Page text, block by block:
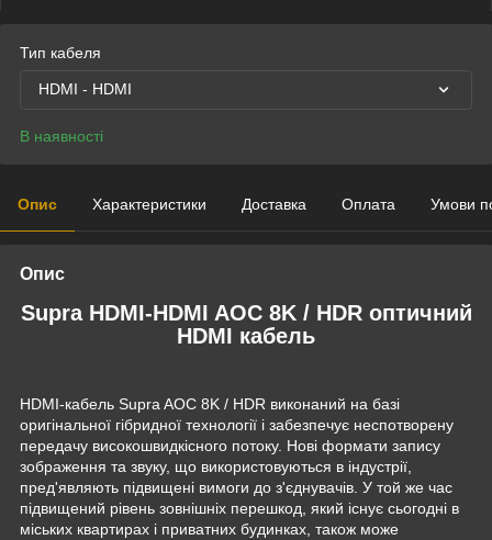
Тип кабеля
HDMI - HDMI
В наявності
Опис Характеристики Доставка Оплата Умови
Опис
Supra HDMI-HDMI AOC 8K / HDR оптичний
HDMI кабель
HDMI-кабель Supra AOC 8K / HDR виконаний на базі
оригінальної гібридної технології і забезпечує неспотворену
передачу високошвидкісного потоку. Нові формати запису
зображення та звуку, що використовуються в індустрії,
пред'являють підвищені вимоги до з'єднувачів. У той же час
підвищений рівень зовнішніх перешкод, який існує сьогодні в
міських квартирах і приватних будинках, також може